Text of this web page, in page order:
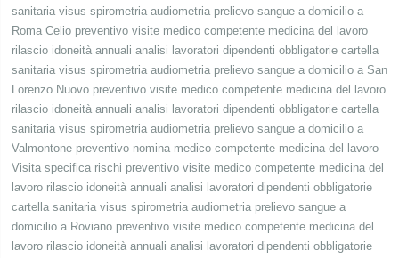
sanitaria visus spirometria audiometria prelievo sangue a domicilio a
Roma Celio preventivo visite medico competente medicina del lavoro
rilascio idoneità annuali analisi lavoratori dipendenti obbligatorie cartella
sanitaria visus spirometria audiometria prelievo sangue a domicilio a San
Lorenzo Nuovo preventivo visite medico competente medicina del lavoro
rilascio idoneità annuali analisi lavoratori dipendenti obbligatorie cartella
sanitaria visus spirometria audiometria prelievo sangue a domicilio a
Valmontone preventivo nomina medico competente medicina del lavoro
Visita specifica rischi preventivo visite medico competente medicina del
lavoro rilascio idoneità annuali analisi lavoratori dipendenti obbligatorie
cartella sanitaria visus spirometria audiometria prelievo sangue a
domicilio a Roviano preventivo visite medico competente medicina del
lavoro rilascio idoneità annuali analisi lavoratori dipendenti obbligatorie